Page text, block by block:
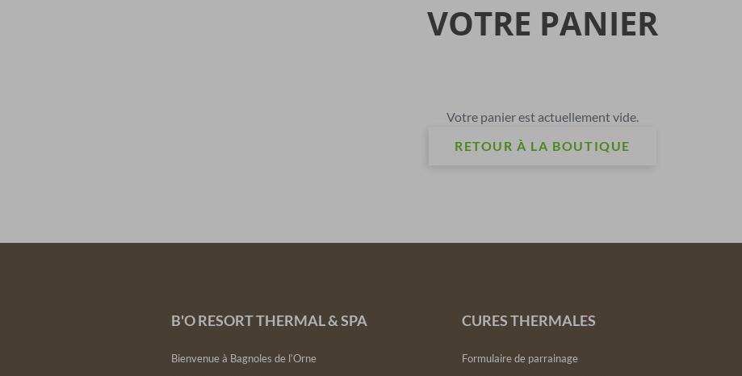
VOTRE PANIER
Votre panier est actuellement vide.
RETOUR À LA BOUTIQUE
B'O RESORT THERMAL & SPA
Bienvenue à Bagnoles de l’Orne
CURES THERMALES
Formulaire de parrainage